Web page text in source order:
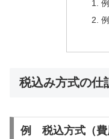
税込み方式の仕
例 税込方式（費